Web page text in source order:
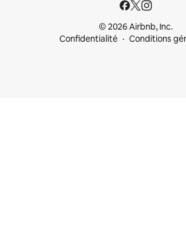
© 2026 Airbnb, Inc.
Confidentialité
Conditions